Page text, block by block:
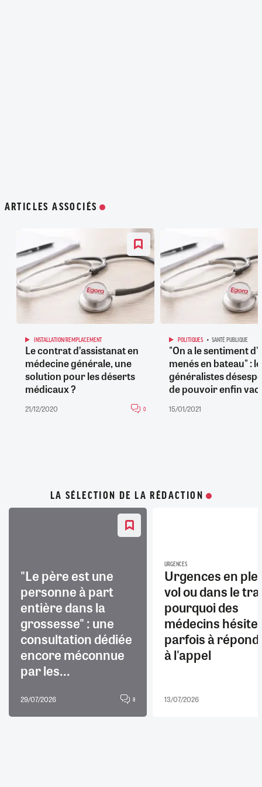
ARTICLES ASSOCIÉS
INSTALLATION/REMPLACEMENT
Le contrat d’assistanat en
médecine générale, une
solution pour les déserts
médicaux ?
21/12/2020 0
POLITIQUES SANTÉ PUBLIQUE
"On a le sentiment
menés en bateau" :
généralistes
de pouvoir enfin
15/01/2021
LA SÉLECTION DE LA RÉDACTION
"Le père est une
personne à part
entière dans la
grossesse" : une
consultation dédiée
encore méconnue
par les...
29/07/2026 8
URGENCES
Urgences en
vol ou dans le
pourquoi des
médecins
parfois à
à l'appel
13/07/2026